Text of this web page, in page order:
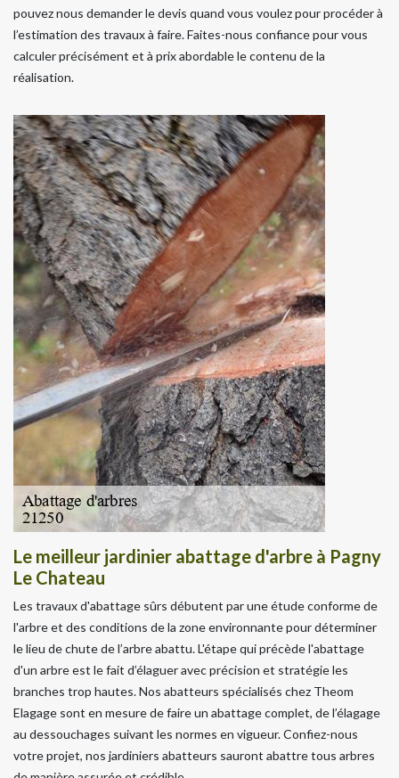
pouvez nous demander le devis quand vous voulez pour procéder à
l’estimation des travaux à faire. Faites-nous confiance pour vous
calculer précisément et à prix abordable le contenu de la
réalisation.
Le meilleur jardinier abattage d'arbre à Pagny
Le Chateau
Les travaux d'abattage sûrs débutent par une étude conforme de
l'arbre et des conditions de la zone environnante pour déterminer
le lieu de chute de l’arbre abattu. L'étape qui précède l'abattage
d'un arbre est le fait d’élaguer avec précision et stratégie les
branches trop hautes. Nos abatteurs spécialisés chez Theom
Elagage sont en mesure de faire un abattage complet, de l’élagage
au dessouchages suivant les normes en vigueur. Confiez-nous
votre projet, nos jardiniers abatteurs sauront abattre tous arbres